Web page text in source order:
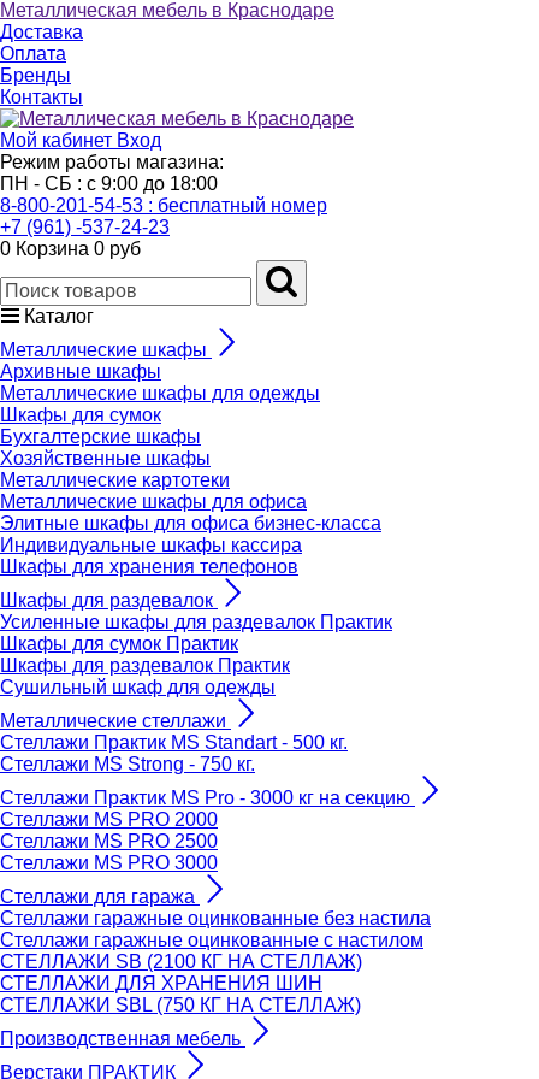
Металлическая мебель в Краснодаре
Доставка
Оплата
Бренды
Контакты
Мой кабинет Вход
Режим работы магазина:
ПН - СБ : с 9:00 до 18:00
8-800-201-54-53 : бесплатный номер
+7 (961) -537-24-23
0 Корзина 0 руб
Каталог
Металлические шкафы
Архивные шкафы
Металлические шкафы для одежды
Шкафы для сумок
Бухгалтерские шкафы
Хозяйственные шкафы
Металлические картотеки
Металлические шкафы для офиса
Элитные шкафы для офиса бизнес-класса
Индивидуальные шкафы кассира
Шкафы для хранения телефонов
Шкафы для раздевалок
Усиленные шкафы для раздевалок Практик
Шкафы для сумок Практик
Шкафы для раздевалок Практик
Сушильный шкаф для одежды
Металлические стеллажи
Стеллажи Практик MS Standart - 500 кг.
Стеллажи MS Strong - 750 кг.
Стеллажи Практик MS Pro - 3000 кг на секцию
Стеллажи MS PRO 2000
Стеллажи MS PRO 2500
Стеллажи MS PRO 3000
Стеллажи для гаража
Стеллажи гаражные оцинкованные без настила
Стеллажи гаражные оцинкованные с настилом
СТЕЛЛАЖИ SB (2100 КГ НА СТЕЛЛАЖ)
СТЕЛЛАЖИ ДЛЯ ХРАНЕНИЯ ШИН
СТЕЛЛАЖИ SBL (750 КГ НА СТЕЛЛАЖ)
Производственная мебель
Верстаки ПРАКТИК